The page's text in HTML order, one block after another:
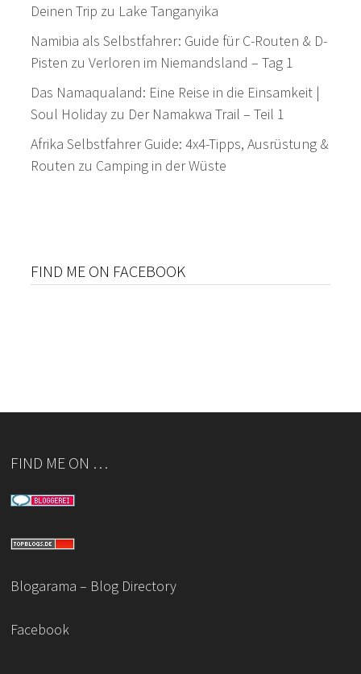
Deinen Trip zu Lake Tanganyika
Namibia als Selbstfahrer: Guide für C-Routen & D-
Pisten zuVerloren im Niemandsland – Tag 1
Das Namaqualand: Eine Reise in die Einsamkeit |
Soul Holiday zu Der Namakwa Trail – Teil 1
Afrika Selbstfahrer Guide: 4x4-Tipps, Ausrüstung &
Routen zu Camping in der Wüste
FIND ME ON FACEBOOK
FIND ME ON …
Blogarama – Blog Directory
Facebook